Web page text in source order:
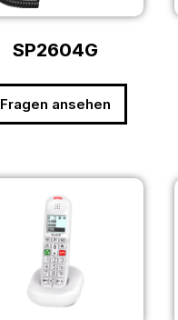
SP2604G
Fragen ansehen